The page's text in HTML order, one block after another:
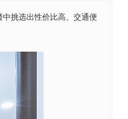
挑选出性价比高、交通便